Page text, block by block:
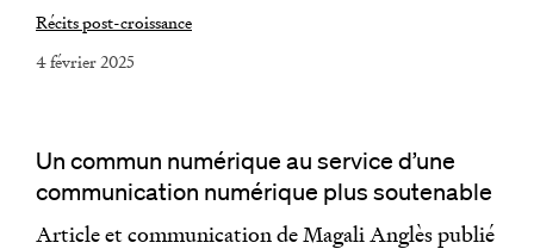
Récits post-croissance
4 février 2025
Un commun numérique au service d’une
communication numérique plus soutenable
Article et communication de Magali Anglès publié